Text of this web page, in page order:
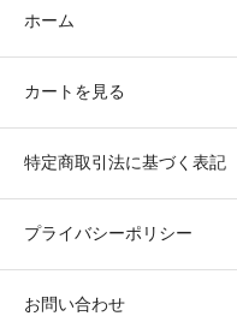
ホーム
カートを見る
特定商取引法に基づく表記
プライバシーポリシー
お問い合わせ